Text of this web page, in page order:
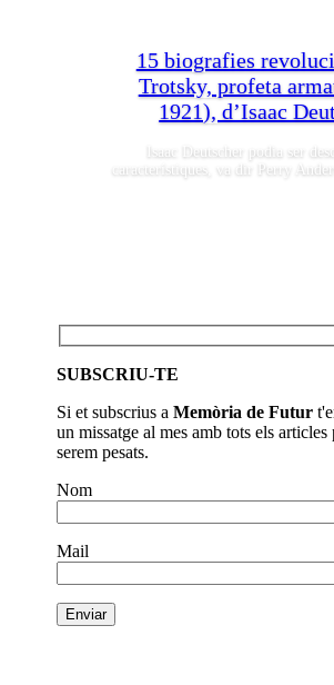
15 biografies
Trotsky, profeta
1921), d’Isaac
Isaac Deutscher podia ser
característiques, va dir Perry
SUBSCRIU-TE
Si et subscrius aMemòria de Futur
un missatge al mes amb tots els
serem pesats.
Nom
Mail